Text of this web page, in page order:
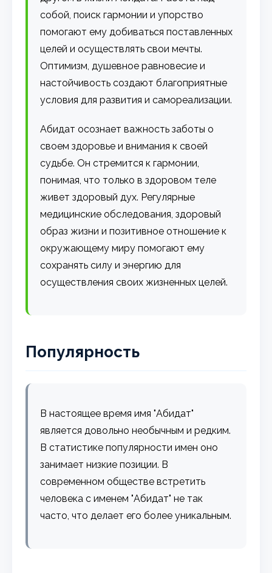
собой, поиск гармонии и упорство
помогают ему добиваться поставленных
целей и осуществлять свои мечты.
Оптимизм, душевное равновесие и
настойчивость создают благоприятные
условия для развития и самореализации.
Абидат осознает важность заботы о
своем здоровье и внимания к своей
судьбе. Он стремится к гармонии,
понимая, что только в здоровом теле
живет здоровый дух. Регулярные
медицинские обследования, здоровый
образ жизни и позитивное отношение к
окружающему миру помогают ему
сохранять силу и энергию для
осуществления своих жизненных целей.
Популярность
В настоящее время имя "Абидат"
является довольно необычным и редким.
В статистике популярности имен оно
занимает низкие позиции. В
современном обществе встретить
человека с именем "Абидат" не так
часто, что делает его более уникальным.